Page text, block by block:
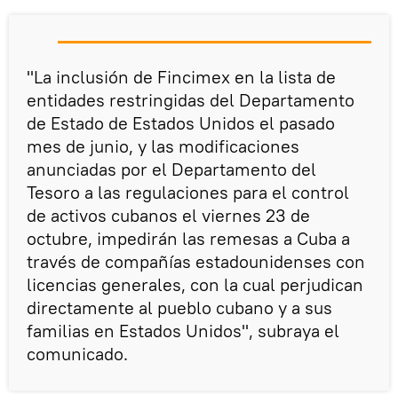
"La inclusión de Fincimex en la lista de
entidades restringidas del Departamento
de Estado de Estados Unidos el pasado
mes de junio, y las modificaciones
anunciadas por el Departamento del
Tesoro a las regulaciones para el control
de activos cubanos el viernes 23 de
octubre, impedirán las remesas a Cuba a
través de compañías estadounidenses con
licencias generales, con la cual perjudican
directamente al pueblo cubano y a sus
familias en Estados Unidos", subraya el
comunicado.